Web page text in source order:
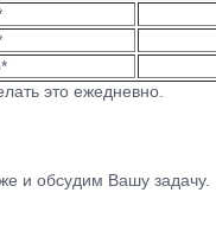
это ежедневно.
и обсудим Вашу задачу.